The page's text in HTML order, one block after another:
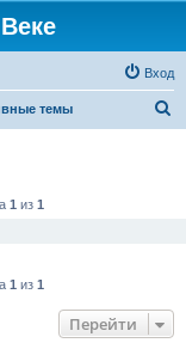
Вход
темы
1 из 1
1 из 1
Перейти